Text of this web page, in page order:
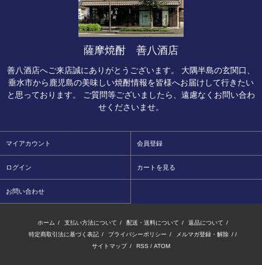
薩摩焼酎 善八酒店
善八酒店へご来店誠にありがとうございます。 大隅半島の玄関口、
垂水市から鹿児島の美味しい焼酎情報を皆様へお届けして行きたい
と思っております。 ご質問等ございましたら、遠慮なくお問い合わ
せくださいませ。
マイアカウント 会員登録
ログイン カートを見る
お問い合わせ
ホーム / 支払い方法について / 配送・送料について / 返品について /
特定商取引法に基づく表記 / プライバシーポリシー / メルマガ登録・解除 / /
サイトマップ / RSS / ATOM